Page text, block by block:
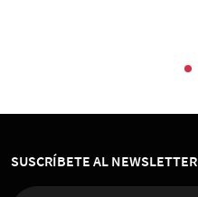
SUSCRÍBETE AL NEWSLETTER